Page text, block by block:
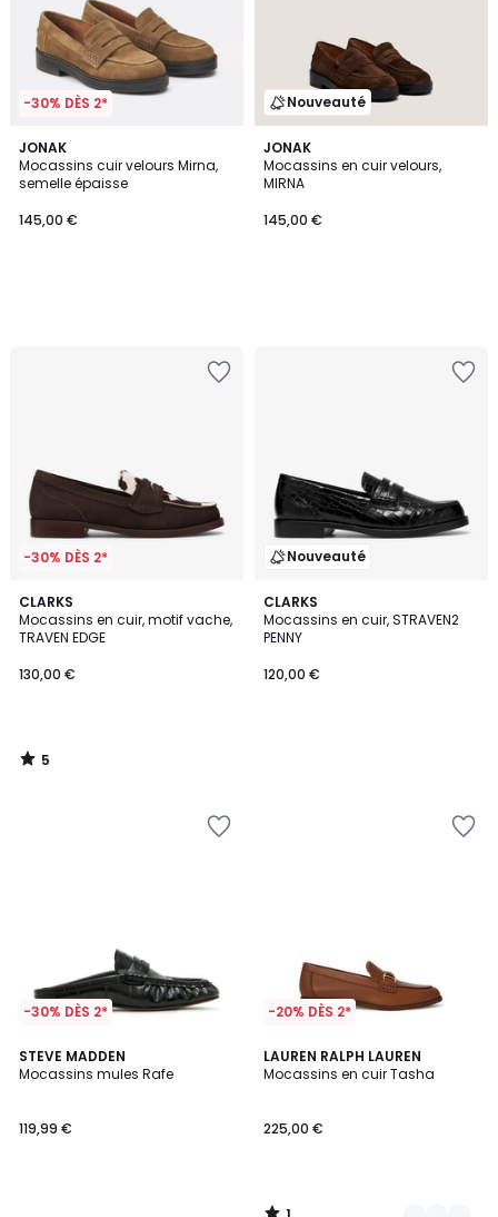
-30% DÈS 2*
JONAK
Mocassins cuir velours Mirna,
semelle épaisse
145,00 €
Nouveauté
JONAK
Mocassins en cuir velours,
MIRNA
145,00 €
-30% DÈS 2*
CLARKS
Mocassins en cuir, motif vache,
TRAVEN EDGE
130,00 €
5
/
5
5
/
Nouveauté
CLARKS
Mocassins en cuir, STRAVEN2
PENNY
120,00 €
-30% DÈS 2*
STEVE MADDEN
Mocassins mules Rafe
119,99 €
-20% DÈS 2*
LAUREN RALPH LAUREN
Mocassins en cuir Tasha
225,00 €
1
/
2
Couleurs